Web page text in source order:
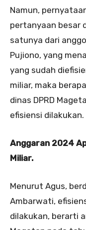
Namun,
pertanyaan besar
satunya dari
Pujiono, yang
yang sudah
miliar, maka
dinas DPRD
efisiensi dilakukan.
Anggaran 2024
Miliar.
Menurut Agus,
Ambarwati,
dilakukan, berarti